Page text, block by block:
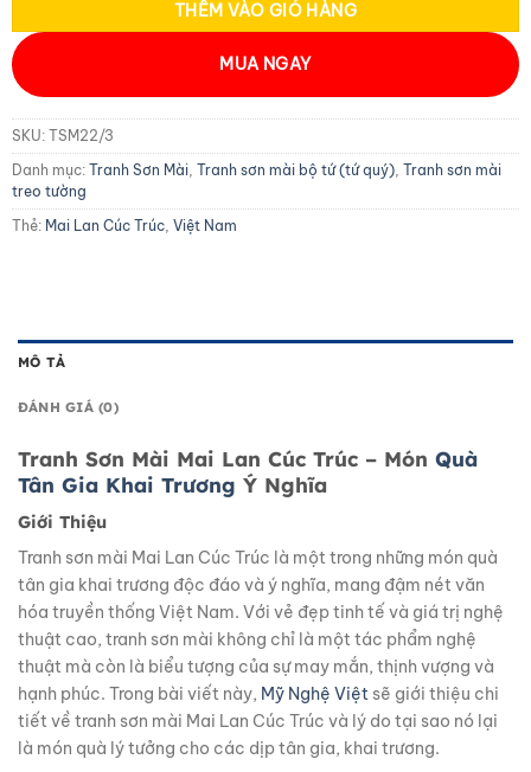
THÊM VÀO GIỎ HÀNG
MUA NGAY
SKU: TSM22/3
Danh mục: Tranh Sơn Mài, Tranh sơn mài bộ tứ (tứ quý), Tranh sơn mài
treo tường
Thẻ: Mai Lan Cúc Trúc, Việt Nam
MÔ TẢ
ĐÁNH GIÁ (0)
Tranh Sơn Mài Mai Lan Cúc Trúc – Món Quà
Tân Gia Khai Trương Ý Nghĩa
Giới Thiệu
Tranh sơn mài Mai Lan Cúc Trúc là một trong những món quà
tân gia khai trương độc đáo và ý nghĩa, mang đậm nét văn
hóa truyền thống Việt Nam. Với vẻ đẹp tinh tế và giá trị nghệ
thuật cao, tranh sơn mài không chỉ là một tác phẩm nghệ
thuật mà còn là biểu tượng của sự may mắn, thịnh vượng và
hạnh phúc. Trong bài viết này, Mỹ Nghệ Việt sẽ giới thiệu chi
tiết về tranh sơn mài Mai Lan Cúc Trúc và lý do tại sao nó lại
là món quà lý tưởng cho các dịp tân gia, khai trương.